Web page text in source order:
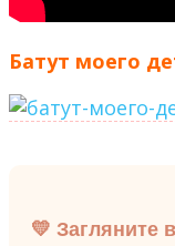
Батут моего
💛 Загляните